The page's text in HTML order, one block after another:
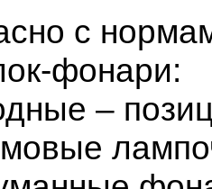
с
фонари:
–